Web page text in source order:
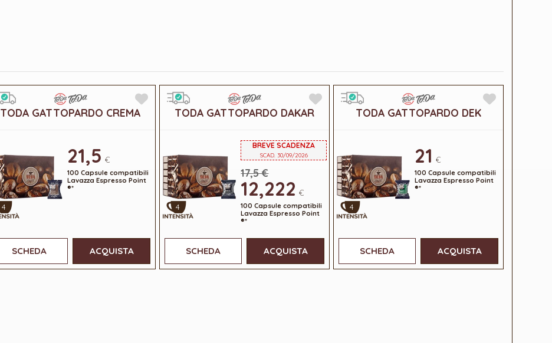
TODA GATTOPARDO CREMA
4
21,5 €
100 Capsule compatibili
Lavazza Espresso Point
®*
SCHEDA ACQUISTA
TODA GATTOPARDO DAKAR
4
BREVE SCADENZA
SCAD. 30/09/2026
17,5 €
12,222 €
100 Capsule compatibili
Lavazza Espresso Point
®*
SCHEDA ACQUISTA
TODA GATTOPARDO DEK
4
21 €
100 Capsule compatibili
Lavazza Espresso Point
®*
SCHEDA ACQUISTA